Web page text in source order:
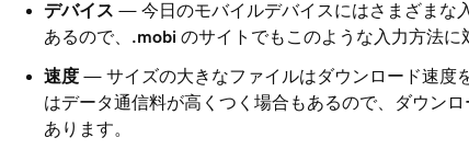
デバイス — 今日のモバイルデバイスにはさまざまな
あるので、
.mobi のサイトでもこのような入力方法に
速度 — サイズの大きなファイルはダウンロード速度
はデータ通信料が高くつく場合もあるので、ダウン
あります。